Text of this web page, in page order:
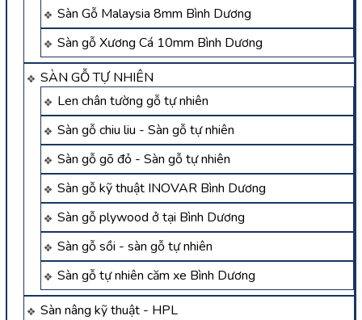
Sàn Gỗ Malaysia 8mm Bình Dương
Sàn gỗ Xương Cá 10mm Bình Dương
SÀN GỖ TỰ NHIÊN
Len chân tường gỗ tự nhiên
Sàn gỗ chiu liu - Sàn gỗ tự nhiên
Sàn gỗ gõ đỏ - Sàn gỗ tự nhiên
Sàn gỗ kỹ thuật INOVAR Bình Dương
Sàn gỗ plywood ở tại Bình Dương
Sàn gỗ sồi - sàn gỗ tự nhiên
Sàn gỗ tự nhiên căm xe Bình Dương
Sàn nâng kỹ thuật - HPL